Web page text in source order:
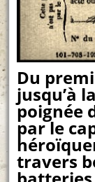
Du
jusqu’à
poignée
par le
travers